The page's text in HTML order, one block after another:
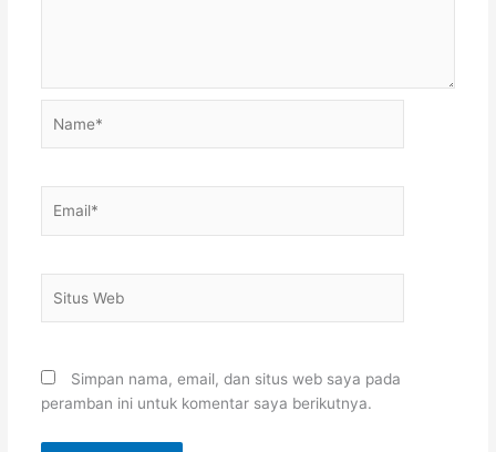
Web
Simpan nama, email, dan situs web saya pada
peramban ini untuk komentar saya berikutnya.